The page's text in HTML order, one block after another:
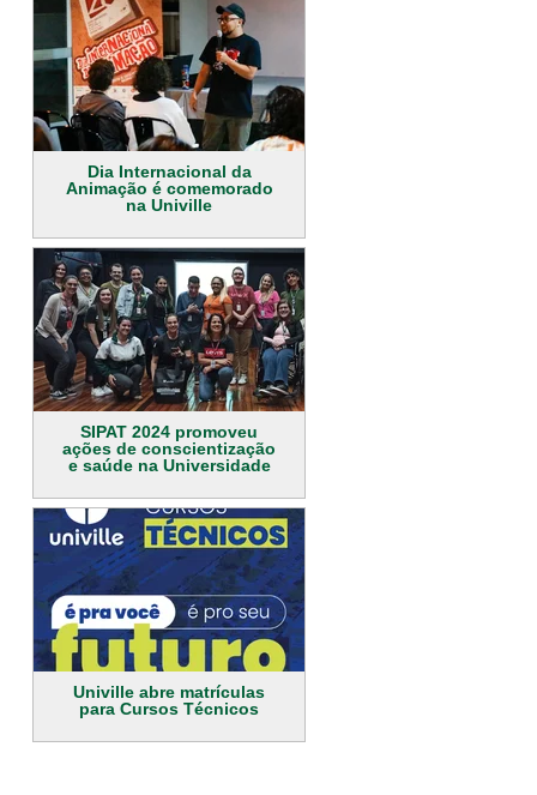
Dia Internacional da
Animação é comemorado
na Univille
SIPAT 2024 promoveu
ações de conscientização
e saúde na Universidade
Univille abre matrículas
para Cursos Técnicos